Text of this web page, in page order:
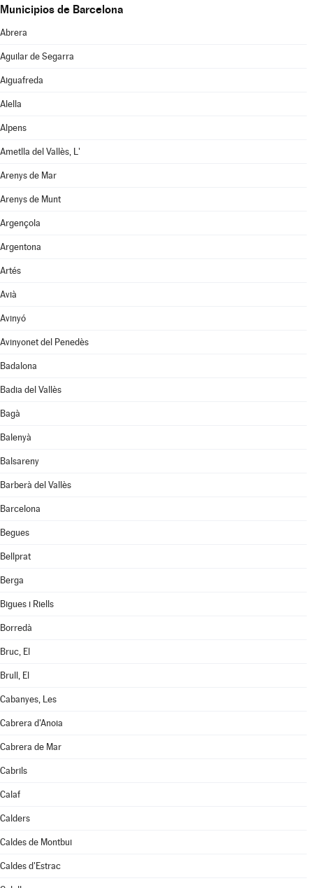
Municipios de Barcelona
Abrera
Aguilar de Segarra
Aiguafreda
Alella
Alpens
Ametlla del Vallès, L'
Arenys de Mar
Arenys de Munt
Argençola
Argentona
Artés
Avià
Avinyó
Avinyonet del Penedès
Badalona
Badia del Vallès
Bagà
Balenyà
Balsareny
Barberà del Vallès
Barcelona
Begues
Bellprat
Berga
Bigues i Riells
Borredà
Bruc, El
Brull, El
Cabanyes, Les
Cabrera d'Anoia
Cabrera de Mar
Cabrils
Calaf
Calders
Caldes de Montbui
Caldes d'Estrac